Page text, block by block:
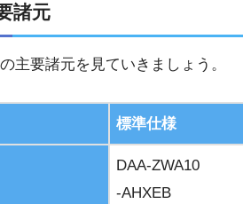
諸元
主要諸元を見ていきましょう。
標準仕様
DAA-ZWA10
-AHXEB